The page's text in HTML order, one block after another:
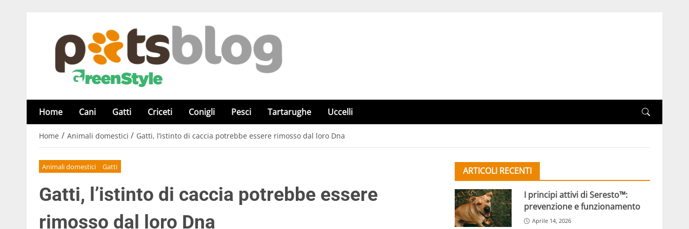
Home Cani Gatti Criceti Conigli Pesci Tartarughe Uccelli
Home / Animali domestici / Gatti, l’istinto di caccia potrebbe essere rimosso dal loro Dna
Animali domestici Gatti
Gatti, l’istinto di caccia potrebbe essere
rimosso dal loro Dna
ARTICOLI RECENTI
I principi attivi di Seresto™:
prevenzione e funzionamento
Aprile 14, 2026